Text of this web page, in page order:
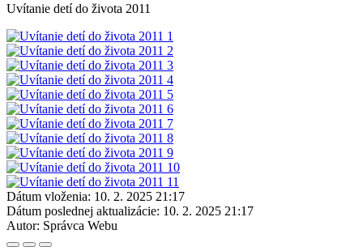
Uvítanie detí do života 2011
Dátum vloženia: 10. 2. 2025 21:17
Dátum poslednej aktualizácie: 10. 2. 2025 21:17
Autor: Správca Webu